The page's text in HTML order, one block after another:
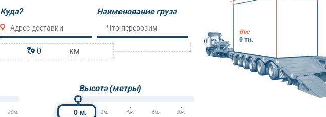
Куда? Наименование груза
км
20м.
Высота (метры)
м.
0м. 2м. 4м. 6м. 8м.
Вес
0тн.